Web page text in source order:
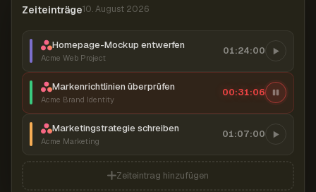
Zeiteinträge10. August 2026
Homepage-Mockup entwerfen
Acme Web Project
01:24:00
Markenrichtlinien überprüfen
Acme Brand Identity
00:31:07
Marketingstrategie schreiben
Acme Marketing
01:07:00
Zeiteintrag hinzufügen